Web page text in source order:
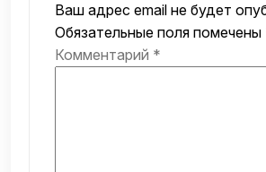
Ваш адрес email не будет
Обязательные поля помечены
Комментарий *